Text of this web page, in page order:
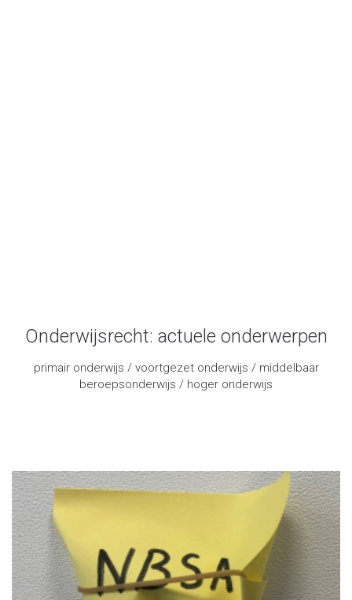
Onderwijsrecht: actuele onderwerpen
primair onderwijs / voortgezet onderwijs / middelbaar
beroepsonderwijs / hoger onderwijs